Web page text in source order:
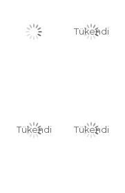
Tükendi
Tükendi Tükendi